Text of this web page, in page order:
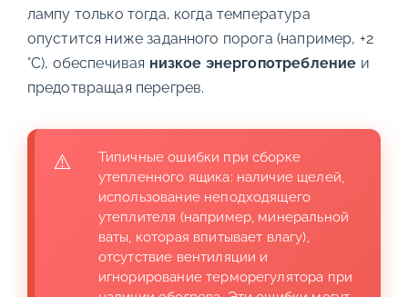
лампу только тогда, когда температура
опустится ниже заданного порога (например, +2
°С), обеспечивая низкое энергопотребление и
предотвращая перегрев.
Типичные ошибки при сборке
утепленного ящика: наличие щелей,
использование неподходящего
утеплителя (например, минеральной
ваты, которая впитывает влагу),
отсутствие вентиляции и
игнорирование терморегулятора при